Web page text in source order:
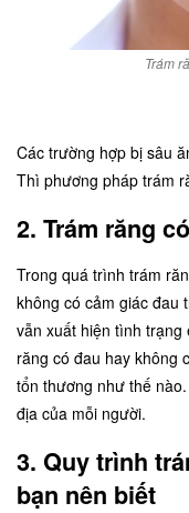
Trám
Các trường hợp bị sâu
Thì phương pháp trám
2. Trám răng
Trong quá trình trám
không có cảm giác đau
vẫn xuất hiện tình
răng có đau hay không
tổn thương như thế
địa của mỗi người.
3. Quy trình
bạn nên biết